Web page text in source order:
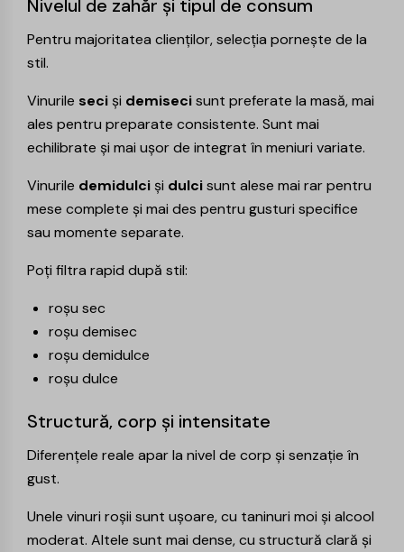
Nivelul de zahăr și tipul de consum
Pentru majoritatea clienților, selecția pornește de la
stil.
Vinurile seciși demisecisunt preferate la masă, mai
ales pentru preparate consistente. Sunt mai
echilibrate și mai ușor de integrat în meniuri variate.
Vinurile demidulciși dulcisunt alese mai rar pentru
mese complete și mai des pentru gusturi specifice
sau momente separate.
Poți filtra rapid după stil:
roșu sec
roșu demisec
roșu demidulce
roșu dulce
Structură, corp și intensitate
Diferențele reale apar la nivel de corp și senzație în
gust.
Unele vinuri roșii sunt ușoare, cu taninuri moi și alcool
moderat. Altele sunt mai dense, cu structură clară și